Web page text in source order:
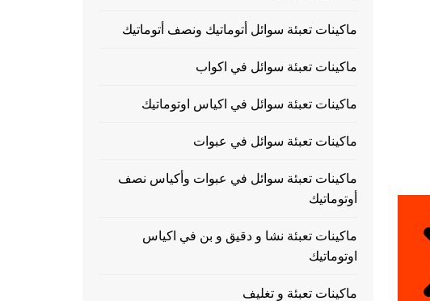
ماكينات تعبئة سوائل أتوماتيك ونصف أتوماتيك
ماكينات تعبئة سوائل في اكواب
ماكينات تعبئة سوائل في اكياس اوتوماتيك
ماكينات تعبئة سوائل في عبوات
ماكينات تعبئة سوائل في عبوات وأكياس نصف
أوتوماتيك
ماكينات تعبئة نشا و دقيق و بن في اكياس
اوتوماتيك
ماكينات تعبئة و تغليف